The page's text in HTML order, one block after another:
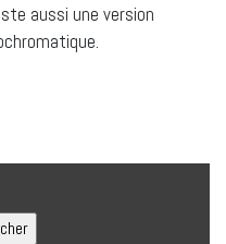
aussi une version